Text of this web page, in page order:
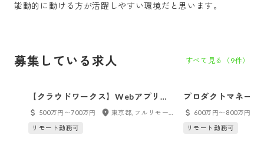
能動的に動ける方が活躍しやすい環境だと思います。
募集している求人 すべて見る（ 9件）
【クラウドワークス】Webアプリケ
ーションエンジニア
500万円〜700万円
リモート勤務可
プロダクトマネー
トオーナー）/ プロ
600万円〜800万円
リモート勤務可